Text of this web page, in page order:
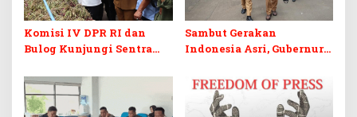
Komisi IV DPR RI dan
Bulog Kunjungi Sentra
Dorong Peluang Ekspor
Sambut Gerakan
Indonesia Asri, Gubernur
Penertiban Baliho dan
Kabel Semrawut